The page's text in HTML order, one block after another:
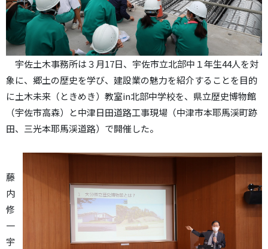
宇佐土木事務所は３月17日、宇佐市立北部中１年生44人を対
象に、郷土の歴史を学び、建設業の魅力を紹介することを目的
に土木未来（ときめき）教室in北部中学校を、県立歴史博物館
（宇佐市高森）と中津日田道路工事現場（中津市本耶馬渓町跡
田、三光本耶馬渓道路）で開催した。
藤
内
修
一
宇